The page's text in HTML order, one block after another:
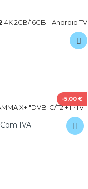
4K 2GB/16GB - Android TV
-5,00 €
X+ "DVB-C/T2 + IPTV
Com IVA